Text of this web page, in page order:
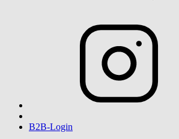
B2B-Login